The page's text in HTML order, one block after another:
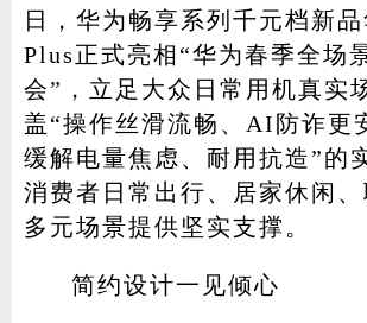
家电 技巧
登录
日，华为畅享系列千元档新
Plus正式亮相“华为春季全场
会”，立足大众日常用机真实
盖“操作丝滑流畅、AI防诈更
缓解电量焦虑、耐用抗造”的
消费者日常出行、居家休闲
多元场景提供坚实支撑。
简约设计一见倾心